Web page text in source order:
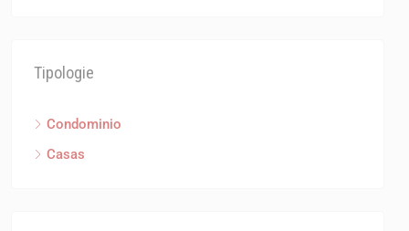
Tipologie
Condominio
Casas